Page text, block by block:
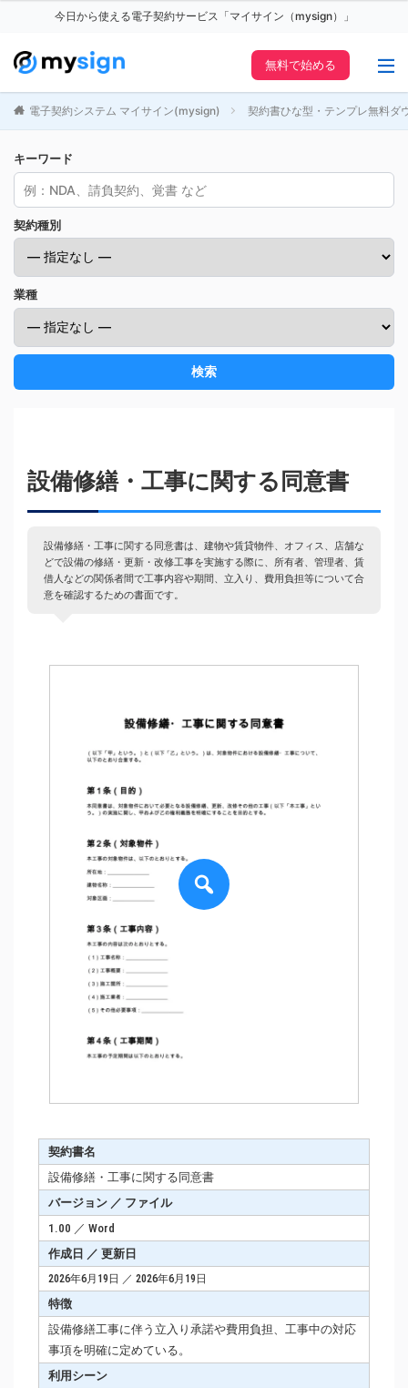
今日から使える電子契約サービス「マイサイン（mysign）」
無料で始める
電子契約システム マイサイン(mysign) 契約書ひな型・テンプレ無料ダ
キーワード
契約種別
業種
検索
設備修繕・工事に関する同意書
設備修繕・工事に関する同意書は、建物や賃貸物件、オフィス、店舗な
どで設備の修繕・更新・改修工事を実施する際に、所有者、管理者、賃
借人などの関係者間で工事内容や期間、立入り、費用負担等について合
意を確認するための書面です。
契約書名
設備修繕・工事に関する同意書
バージョン ／ ファイル
1.00 ／ Word
作成日 ／ 更新日
2026年6月19日 ／ 2026年6月19日
特徴
設備修繕工事に伴う立入り承諾や費用負担、工事中の対応
事項を明確に定めている。
利用シーン